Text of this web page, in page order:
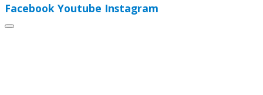
Facebook Youtube Instagram